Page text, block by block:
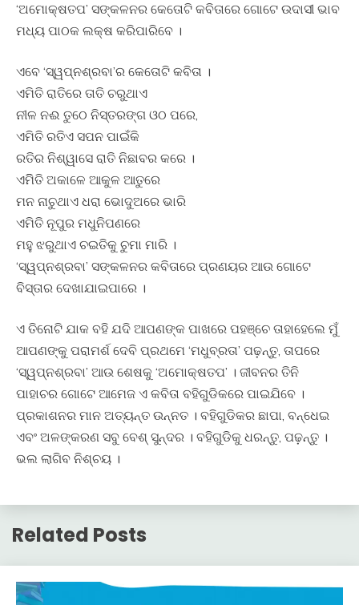
‘ଅମୋକ୍ଷତପ’ ସଙ୍କଳନର କେତୋଟି କବିତାରେ ଗୋଟେ ଉଦାସୀ ଭାବ
ମଧ୍ୟ ପାଠକ ଲକ୍ଷ କରିପାରିବେ ।
ଏବେ ‘ସ୍ୱପ୍ନଶ୍ରବା’ର କେତୋଟି କବିତା ।
ଏମିତି ରାତିରେ ତାତି ଚରୁଥାଏ
ନୀଳ ନଈ ତୁଠେ ନିସ୍ତରଙ୍ଗ ଓଠ ପରେ,
ଏମିତି ରତିଏ ସପନ ପାଇଁକି
ରତିର ନିଶ୍ୱାସେ ରାତି ନିଛାବର କରେ ।
ଏମିିତି ଅକାଳେ ଆକୁଳ ଆତୁରେ
ମନ ନାଚୁଥାଏ ଧରା ଭୋଦୁଅରେ ଭାରି
ଏମିତି ନୂପୁର ମଧୁନିପଣରେ
ମହୁ ଝରୁଥାଏ ଚଇତିକୁ ଚୁମା ମାରି ।
‘ସ୍ୱପ୍ନଶ୍ରବା’ ସଙ୍କଳନର କବିତାରେ ପ୍ରଣୟର ଆଉ ଗୋଟେ
ବିସ୍ତାର ଦେଖାଯାଇପାରେ ।
ଏ ତିନୋଟି ଯାକ ବହି ଯଦି ଆପଣଙ୍କ ପାଖରେ ପହଞ୍ଚେ ତାହାହେଲେ ମୁଁ
ଆପଣଙ୍କୁ ପରାମର୍ଶ ଦେବି ପ୍ରଥମେ ‘ମଧୁବ୍ରତା’ ପଢ଼ନ୍ତୁ, ତାପରେ
‘ସ୍ୱପ୍ନଶ୍ରବା’ ଆଉ ଶେଷକୁ ‘ଅମୋକ୍ଷତପ’ । ଜୀବନର ତିନି
ପାହାଚର ଗୋଟେ ଆମେଜ ଏ କବିତା ବହିଗୁଡିକରେ ପାଇଯିବେ ।
ପ୍ରକାଶନର ମାନ ଅତ୍ୟନ୍ତ ଉନ୍ନତ । ବହିଗୁଡିକର ଛାପା, ବନ୍ଧେଇ
ଏବଂ ଅଳଙ୍କରଣ ସବୁ ବେଶ୍ ସୁନ୍ଦର । ବହିଗୁଡିକୁ ଧରନ୍ତୁ, ପଢ଼ନ୍ତୁ ।
ଭଲ ଲାଗିବ ନିଶ୍ଚୟ ।
Related Posts